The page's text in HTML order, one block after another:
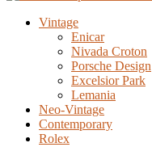
Vintage
Enicar
Nivada Croton
Porsche Design
Excelsior Park
Lemania
Neo-Vintage
Contemporary
Rolex